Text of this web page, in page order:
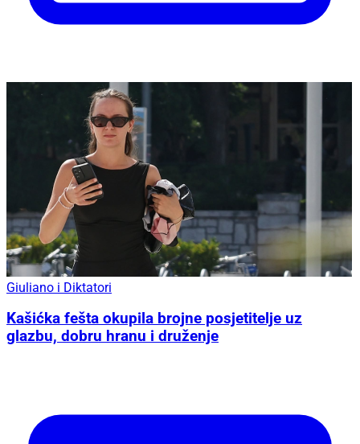
Giuliano i Diktatori
Kašićka fešta okupila brojne posjetitelje uz
glazbu, dobru hranu i druženje